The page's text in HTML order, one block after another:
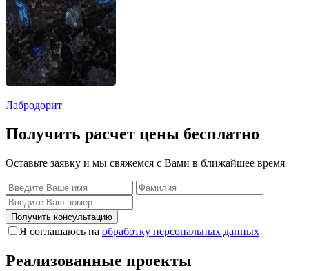
Лабродорит
Получить расчет цены бесплатно
Оставьте заявку и мы свяжемся с Вами в ближайшее время
Получить консультацию
Я соглашаюсь на обработку персональных данных
Реализованные проекты